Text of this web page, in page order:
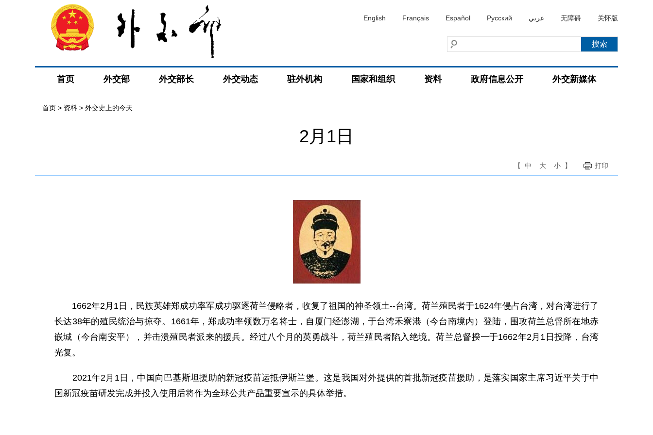
English Français Español Русский عربي 无障碍 关怀版
首页 外交部 外交部长 外交动态 驻外机构 国家和组织 资料 政府信息公开 外交新媒体
首页 > 资料 > 外交史上的今天
2月1日
【 中 大 小 】 打印
1662年2月1日，民族英雄郑成功率军成功驱逐荷兰侵略者，收复了祖国的神圣领土--台湾。荷兰殖民者于1624年侵占台湾，对台湾进行了
长达38年的殖民统治与掠夺。1661年，郑成功率领数万名将士，自厦门经澎湖，于台湾禾寮港（今台南境内）登陆，围攻荷兰总督所在地赤
嵌城（今台南安平），并击溃殖民者派来的援兵。经过八个月的英勇战斗，荷兰殖民者陷入绝境。荷兰总督揆一于1662年2月1日投降，台湾
光复。
2021年2月1日，中国向巴基斯坦援助的新冠疫苗运抵伊斯兰堡。这是我国对外提供的首批新冠疫苗援助，是落实国家主席习近平关于中
国新冠疫苗研发完成并投入使用后将作为全球公共产品重要宣示的具体举措。